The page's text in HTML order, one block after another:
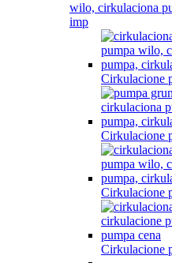
Cirkulacione
Cirkulacione
Cirkulacione
Cirkulacione